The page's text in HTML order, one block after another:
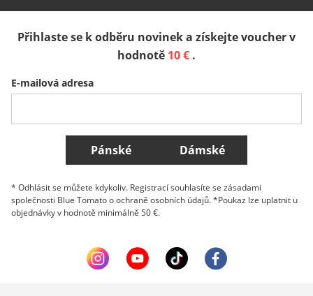
Slovenija
Belgique (Français) Danmark Norge
Všechny země
Přihlaste se k odběru novinek a získejte voucher v
hodnotě 10 € .
E-mailová adresa
Pánské Dámské
* Odhlásit se můžete kdykoliv. Registrací souhlasíte se zásadami
společnosti Blue Tomato o ochraně osobních údajů. *Poukaz lze uplatnit u
objednávky v hodnotě minimálně 50 €.